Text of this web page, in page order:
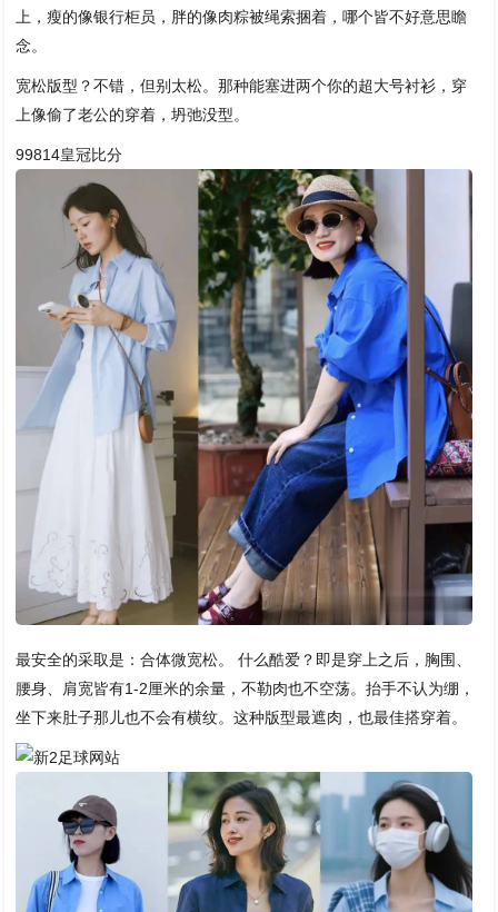
上，瘦的像银行柜员，胖的像肉粽被绳索捆着，哪个皆不好意思瞻
念。
宽松版型？不错，但别太松。那种能塞进两个你的超大号衬衫，穿
上像偷了老公的穿着，坍弛没型。
99814皇冠比分
最安全的采取是：合体微宽松。 什么酷爱？即是穿上之后，胸围、
腰身、肩宽皆有1-2厘米的余量，不勒肉也不空荡。抬手不认为绷，
坐下来肚子那儿也不会有横纹。这种版型最遮肉，也最佳搭穿着。